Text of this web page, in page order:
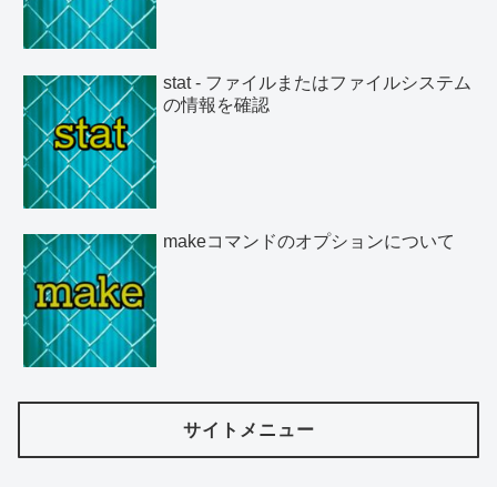
stat - ファイルまたはファイルシステム
の情報を確認
makeコマンドのオプションについて
サイトメニュー